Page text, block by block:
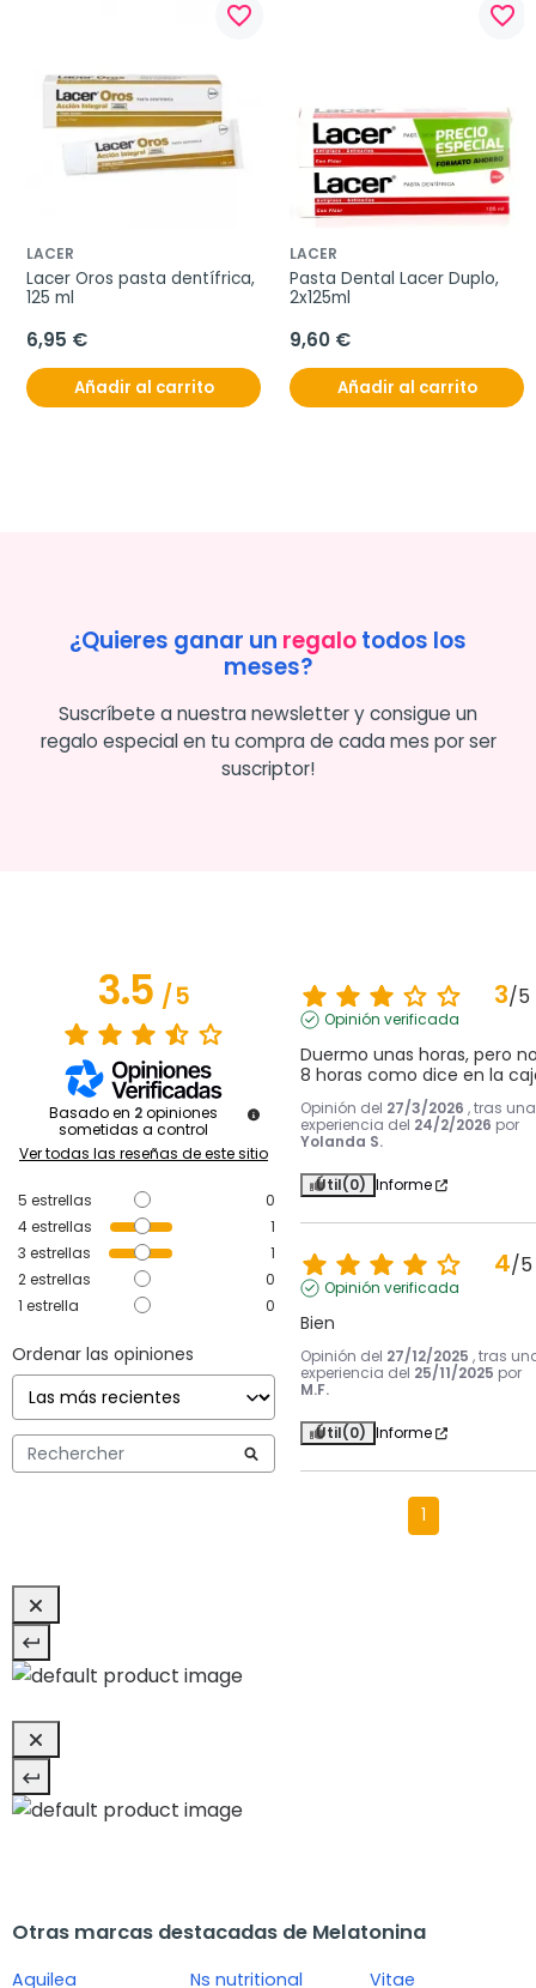
favorite_border
LACER
Lacer Oros pasta dentífrica,
125 ml
6,95 €
Añadir al carrito
favorite_border
LACER
Pasta Dental Lacer Duplo,
2x125ml
9,60 €
Añadir al carrito
¿Quieres ganar un regalotodos los
meses?
Suscríbete a nuestra newsletter y consigue un
regalo especial en tu compra de cada mes por ser
suscriptor!
3.5/5
Basado en 2 opiniones
sometidas a control
Ver todas las reseñas de este sitio
5 estrellas
0
4estrellas
1
3 estrellas
1
2estrellas
0
1 estrella 0
Ordenar las opiniones
3/5
Opinión verificada
Duermo unas horas, pero
8 horas como dice en la
Opinión del 27/3/2026 , tras una
experiencia del 24/2/2026 por
Yolanda S.
Útil(0) Informe
4/5
Opinión verificada
Bien
Opinión del 27/12/2025 , tras
experiencia del 25/11/2025 por
M.F.
Útil(0) Informe
1
Otras marcas destacadas de Melatonina
Aquilea Ns nutritional Vitae